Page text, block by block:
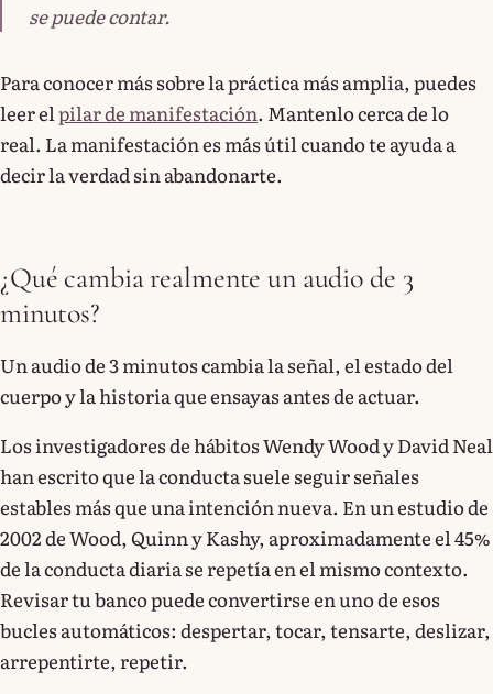
se puede contar.
Para conocer más sobre la práctica más amplia, puedes
leer el pilar de manifestación. Mantenlo cerca de lo
real. La manifestación es más útil cuando te ayuda a
decir la verdad sin abandonarte.
¿Qué cambia realmente un audio de 3
minutos?
Un audio de 3 minutos cambia la señal, el estado del
cuerpo y la historia que ensayas antes de actuar.
Los investigadores de hábitos Wendy Wood y David Neal
han escrito que la conducta suele seguir señales
estables más que una intención nueva. En un estudio de
2002 de Wood, Quinn y Kashy, aproximadamente el 45%
de la conducta diaria se repetía en el mismo contexto.
Revisar tu banco puede convertirse en uno de esos
bucles automáticos: despertar, tocar, tensarte, deslizar,
arrepentirte, repetir.